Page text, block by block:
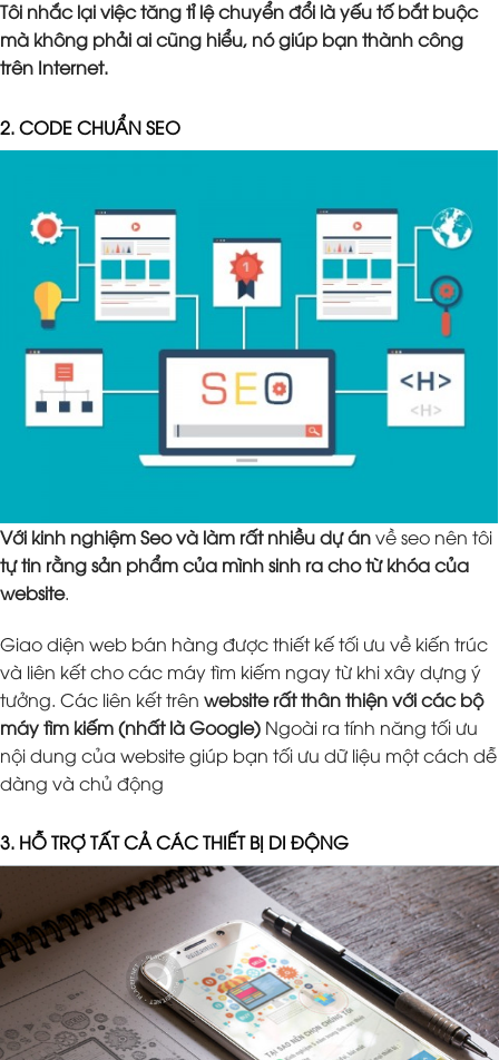
Tôi nhắc lại việc tăng tỉ lệ chuyển đổi là yếu tố bắt buộc
mà không phải ai cũng hiểu, nó giúp bạn thành công
trên Internet.
2. CODE CHUẨN SEO
Với kinh nghiệm Seo và làm rất nhiều dự ánvề seo nên tôi
tự tin rằng sản phẩm của mình sinh ra cho từ khóa của
website.
Giao diện web bán hàng được thiết kế tối ưu về kiến trúc
và liên kết cho các máy tìm kiếm ngay từ khi xây dựng ý
tưởng. Các liên kết trên website rất thân thiện với các bộ
máy tìm kiếm (nhất là Google) Ngoài ra tính năng tối ưu
nội dung của website giúp bạn tối ưu dữ liệu một cách dễ
dàng và chủ động
3. HỖ TRỢ TẤT CẢ CÁC THIẾT BỊ DI ĐỘNG